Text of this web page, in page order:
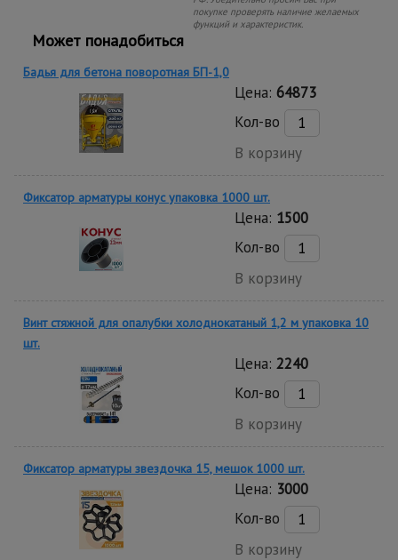
покупке проверять наличие желаемых
функций и характеристик.
Может понадобиться
Бадья для бетона поворотная БП-1,0
Цена: 64873
Кол-во
В корзину
Фиксатор арматуры конус упаковка 1000 шт.
Цена: 1500
Кол-во
В корзину
Винт стяжной для опалубки холоднокатаный 1,2 м упаковка 10
шт.
Цена: 2240
Кол-во
В корзину
Фиксатор арматуры звездочка 15, мешок 1000 шт.
Цена: 3000
Кол-во
В корзину